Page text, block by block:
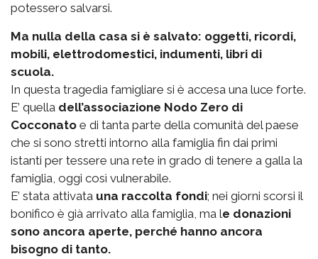
potessero salvarsi.
Ma nulla della casa si è salvato: oggetti, ricordi,
mobili, elettrodomestici, indumenti, libri di
scuola.
In questa tragedia famigliare si è accesa una luce forte.
E’ quella dell’associazione Nodo Zero di
Cocconato e di tanta parte della comunità del paese
che si sono stretti intorno alla famiglia fin dai primi
istanti per tessere una rete in grado di tenere a galla la
famiglia, oggi così vulnerabile.
E’ stata attivata una raccolta fondi; nei giorni scorsi il
bonifico è già arrivato alla famiglia, ma le donazioni
sono ancora aperte, perché hanno ancora
bisogno di tanto.